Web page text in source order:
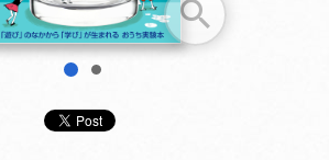
1